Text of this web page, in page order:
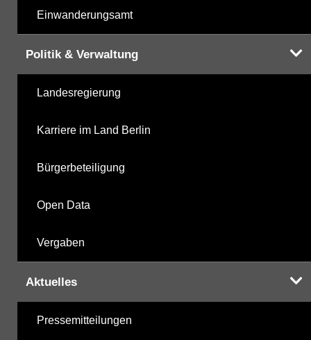
Einwanderungsamt
Politik & Verwaltung
Landesregierung
Karriere im Land Berlin
Bürgerbeteiligung
Open Data
Vergaben
Aktuelles
Pressemitteilungen